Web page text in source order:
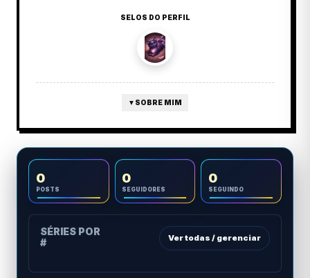
SELOS DO PERFIL
▼ SOBRE MIM
0
POSTS
0
SEGUIDORES
0
SEGUINDO
SÉRIES POR
#
Ver todas / gerenciar